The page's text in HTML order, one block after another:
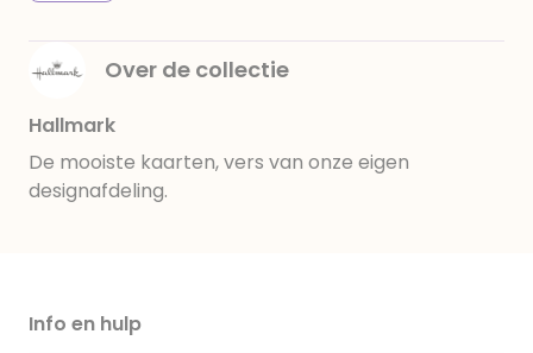
Over de collectie
Hallmark
De mooiste kaarten, vers van onze eigen
designafdeling.
Info en hulp